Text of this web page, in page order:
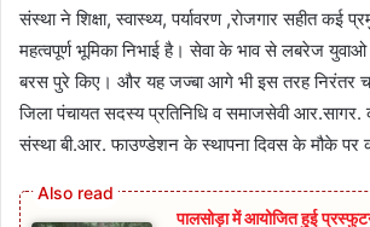
संस्था ने शिक्षा, स्वास्थ्य, पर्यावरण ,राेजगार सहीत कई
महत्वपूर्ण भूमिका निभाई है। सेवा के भाव से लबरेज
बरस पुरे किए। और यह जज्बा आगे भी इस तरह निरंतर
जिला पंचायत सदस्य प्रतिनिधि व समाजसेवी आर.सागर.
संस्था बी.आर. फाउण्डेशन के स्थापना दिवस के मौके पर
पालसोड़ा में आयोजित हुई